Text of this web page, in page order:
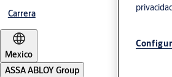
Carrera
Mexico
ASSA ABLOY Group